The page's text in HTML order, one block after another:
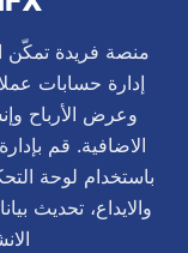
منصة فريدة تمكّن
إدارة حسابات
وعرض الأرباح
الاضافية. قم
باستخدام لوحة
والايداع، تحديث